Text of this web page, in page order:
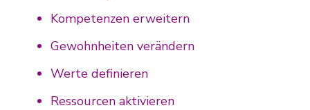
Kompetenzen erweitern
Gewohnheiten verändern
Werte definieren
Ressourcen aktivieren